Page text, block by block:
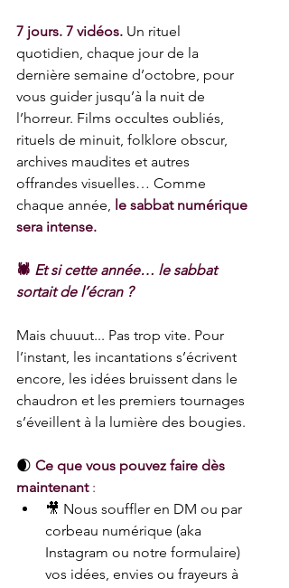
7 jours. 7 vidéos. Un rituel
quotidien, chaque jour de la
dernière semaine d’octobre, pour
vous guider jusqu’à la nuit de
l’horreur. Films occultes oubliés,
rituels de minuit, folklore obscur,
archives maudites et autres
offrandes visuelles… Comme
chaque année, le sabbat numérique
sera intense.
🕷️ Et si cette année… le sabbat
sortait de l’écran ?
Mais chuuut... Pas trop vite. Pour
l’instant, les incantations s’écrivent
encore, les idées bruissent dans le
chaudron et les premiers tournages
s’éveillent à la lumière des bougies.
🌒 Ce que vous pouvez faire dès
maintenant :
🎥 Nous souffler en DM ou par
corbeau numérique (aka
Instagram ou notre formulaire)
vos idées, envies ou frayeurs à